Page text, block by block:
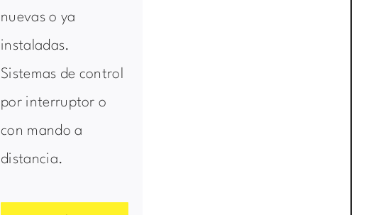
nuevas o ya
instaladas.
Sistemas de control
por interruptor o
con mando a
distancia.